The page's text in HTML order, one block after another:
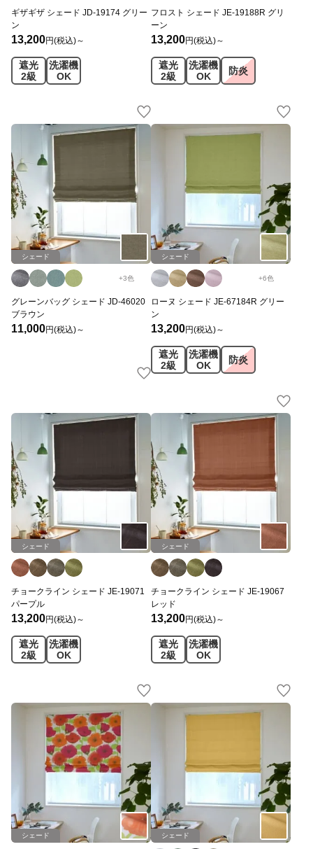
ギザギザ シェード JD-19174 グリー
ン
13,200円(税込)～
遮光
2級
洗濯機
OK
フロスト シェード JE-19188R グリ
ーン
13,200円(税込)～
遮光
2級
洗濯機
OK
防炎
シェード
+3色
グレーンバッグ シェード JD-46020
ブラウン
11,000円(税込)～
シェード
+6色
ローヌ シェード JE-67184R グリー
ン
13,200円(税込)～
遮光
2級
洗濯機
OK
防炎
シェード
チョークライン シェード JE-19071
パープル
13,200円(税込)～
遮光
2級
洗濯機
OK
シェード
チョークライン シェード JE-19067
レッド
13,200円(税込)～
遮光
2級
洗濯機
OK
シェード シェード